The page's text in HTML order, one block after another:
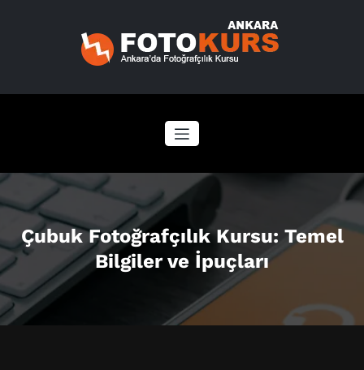
Çubuk Fotoğrafçılık Kursu: Temel
Bilgiler ve İpuçları